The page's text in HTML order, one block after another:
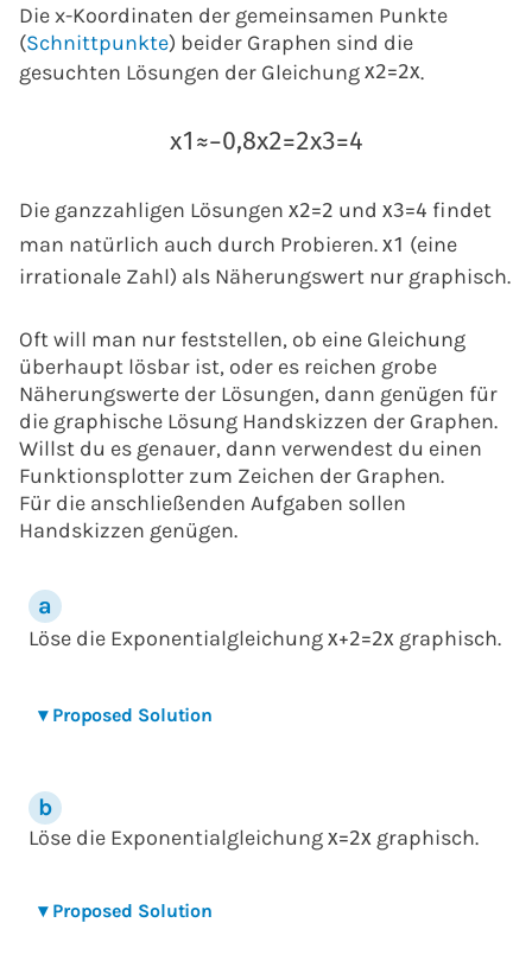
Die x-Koordinaten der gemeinsamen Punkte
(Schnittpunkte) beider Graphen sind die
gesuchten Lösungen der Gleichung x2=2x.
x1 ≈−0,8x2=2x3=4
Die ganzzahligen Lösungen x2=2 und x3=4 findet
man natürlich auch durch Probieren. x1 (eine
irrationale Zahl) als Näherungswert nur graphisch.
Oft will man nur feststellen, ob eine Gleichung
überhaupt lösbar ist, oder es reichen grobe
Näherungswerte der Lösungen, dann genügen für
die graphische Lösung Handskizzen der Graphen.
Willst du es genauer, dann verwendest du einen
Funktionsplotter zum Zeichen der Graphen.
Für die anschließenden Aufgaben sollen
Handskizzen genügen.
Löse die Exponentialgleichung x+2=2x graphisch.
▾ Proposed Solution
Löse die Exponentialgleichung x=2x graphisch.
▾ Proposed Solution